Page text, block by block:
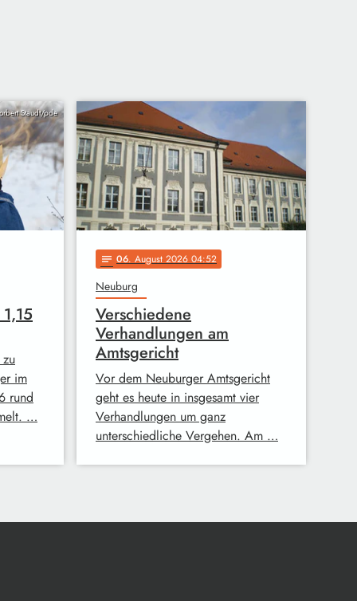
Staudt/pde
im
rund
…
notes 06. August 2026 04:52
Neuburg
Verschiedene
Verhandlungen am
Amtsgericht
Vor dem Neuburger Amtsgericht
geht es heute in insgesamt vier
Verhandlungen um ganz
unterschiedliche Vergehen. Am …